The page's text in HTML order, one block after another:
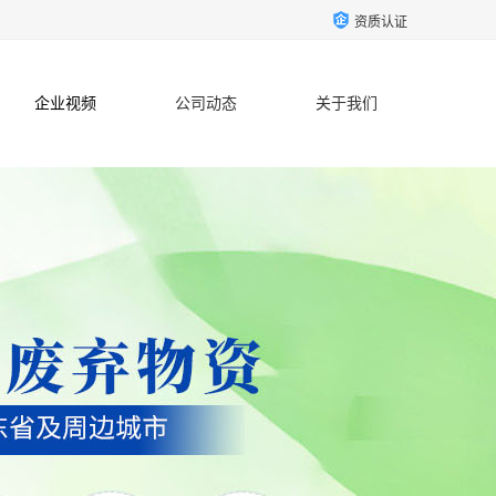
资质认证
企业视频 公司动态 关于我们